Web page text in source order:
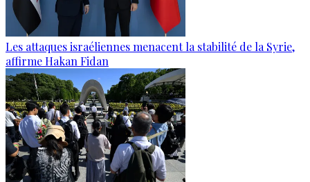
Les attaques israéliennes menacent la stabilité de la Syrie,
affirme Hakan Fidan